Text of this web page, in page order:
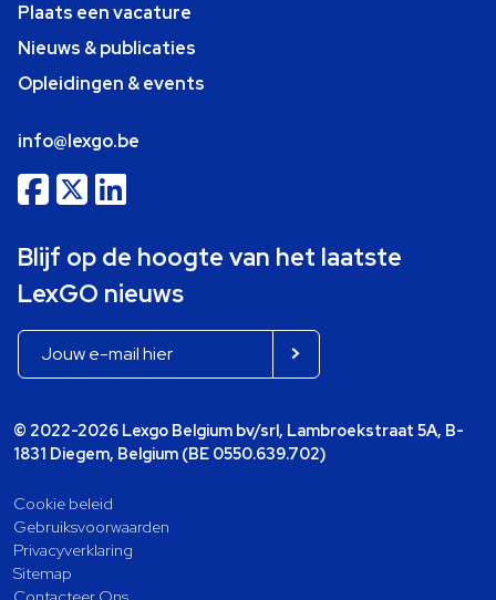
Plaats een vacature
Nieuws & publicaties
Opleidingen & events
info@lexgo.be
Blijf op de hoogte van het laatste
LexGO nieuws
© 2022-2026 Lexgo Belgium bv/srl, Lambroekstraat 5A, B-
1831 Diegem, Belgium (BE 0550.639.702)
Cookie beleid
Gebruiksvoorwaarden
Privacyverklaring
Sitemap